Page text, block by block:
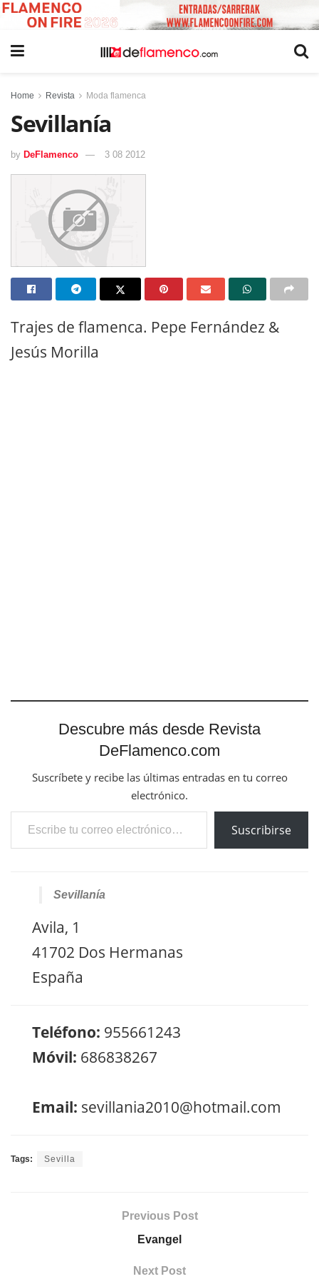
Home Revista Moda flamenca
Sevillanía
by DeFlamenco 3 08 2012
Trajes de flamenca. Pepe Fernández &
Jesús Morilla
Descubre más desde Revista
DeFlamenco.com
Suscríbete y recibe las últimas entradas en tu correo
electrónico.
Escribe tu correo electrónico…
Suscribirse
Sevillanía
Avila, 1
41702 Dos Hermanas
España
Teléfono: 955661243
Móvil: 686838267
Email: sevillania2010@hotmail.com
Tags: Sevilla
Previous Post
Evangel
Next Post